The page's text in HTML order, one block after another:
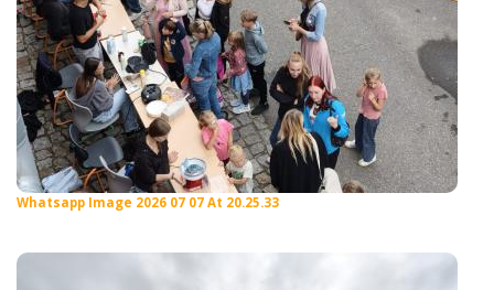
Whatsapp Image 2026 07 07 At 20.25.33